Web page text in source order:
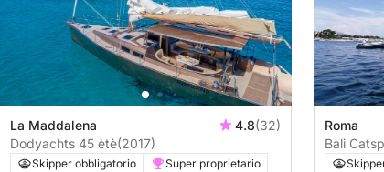
La Maddalena 4.8(32)
Dodyachts 45 ètè(2017)
Skipper obbligatorio
Super proprietario
Roma
Bali